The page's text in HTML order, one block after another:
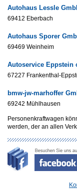
Autohaus Lessle
69412 Eberbach
Autohaus Sporer
69469 Weinheim
Autoservice Eppstein
67227 Frankenthal-
bmw-jw-marhoffer
69242 Mühlhausen
Personenkraftwagen
werden, der an allen